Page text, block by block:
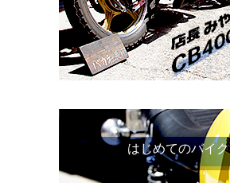
はじめてのバイク